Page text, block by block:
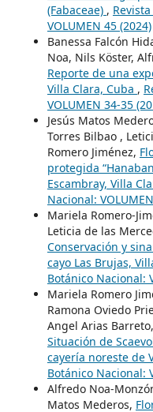
(Fabaceae) ,
VOLUMEN 45 (2024)
Banessa Falcón
Noa, Nils Köster,
Reporte de una
Villa Clara, Cuba ,
VOLUMEN 34-35
Jesús Matos
Torres Bilbao ,
Romero Jiménez,
protegida
Escambray, Villa
Nacional:
Mariela Romero-
Leticia de las
Conservación y
cayo Las Brujas,
Botánico Nacional:
Mariela Romero
Ramona Oviedo
Angel Arias
Situación de
cayería noreste de
Botánico Nacional:
Alfredo Noa-
Matos Mederos,